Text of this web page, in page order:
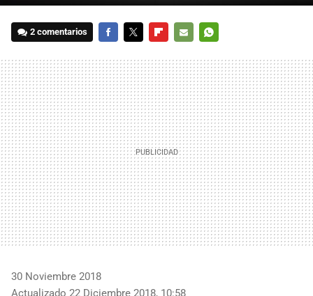
2 comentarios
MAIL
30 Noviembre 2018
Actualizado 22 Diciembre 2018, 10:58